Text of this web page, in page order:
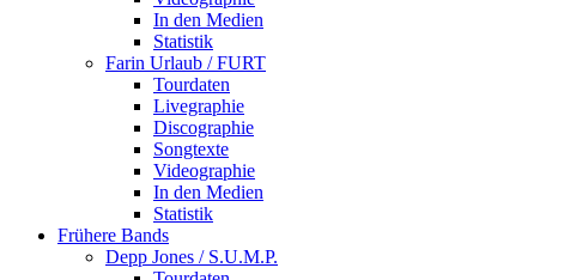
In den Medien
Statistik
Farin Urlaub / FURT
Tourdaten
Livegraphie
Discographie
Songtexte
Videographie
In den Medien
Statistik
Frühere Bands
Depp Jones / S.U.M.P.